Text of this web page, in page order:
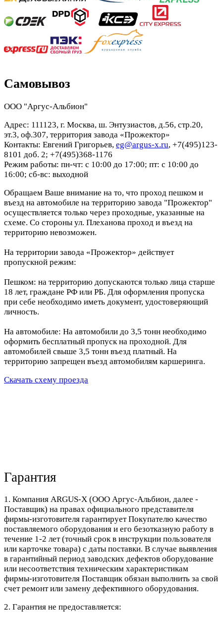
Самовывоз
ООО "Аргус-Альбион"
Адрес: 111123, г. Москва, ш. Энтузиастов, д.56, стр.20,
эт.3, оф.307, территория завода «Прожектор»
Контакты: Евгений Григорьев, eg@argus-x.ru, +7(495)123-
8101 доб. 2; +7(495)368-1176
Режим работы: пн-чт: с 10:00 до 17:00; пт: с 10:00 до
16:00; сб-вс: выходной
Обращаем Ваше внимание на то, что проход пешком и
въезд на автомобиле на территорию завода "Прожектор"
осуществляется только через проходные, указанные на
схеме. Со стороны ул. Плеханова проход и въезд на
территорию невозможен.
На территории завода «Прожектор» действует
пропускной режим:
Пешком: на территорию допускаются только лица старше
18 лет, граждане РФ или РБ. Для оформления пропуска
при себе необходимо иметь документ, удостоверяющий
личность.
На автомобиле: На автомобили до 3,5 тонн необходимо
оформить бесплатный пропуск на проходной. Для
автомобилей свыше 3,5 тонн въезд платный. На
территорию запрещен въезд автомобилям каршеринга.
Скачать схему проезда
Гарантия
1. Компания ARGUS-X (ООО Аргус-Альбион, далее -
Поставщик) на правах официального представителя
фирмы-изготовителя гарантирует Покупателю качество
поставляемого оборудования и его безотказную работу в
течение 1-2 лет (точный срок в инструкции пользователя
или карточке товара) с даты поставки. В случае выявления
в гарантийный период заводских дефектов оборудование
или несоответствия техническим характеристикам
фирмы-изготовителя Поставщик обязан выполнить за свой
счет ремонт или замену дефективного оборудования.
2. Гарантия не предоставляется: